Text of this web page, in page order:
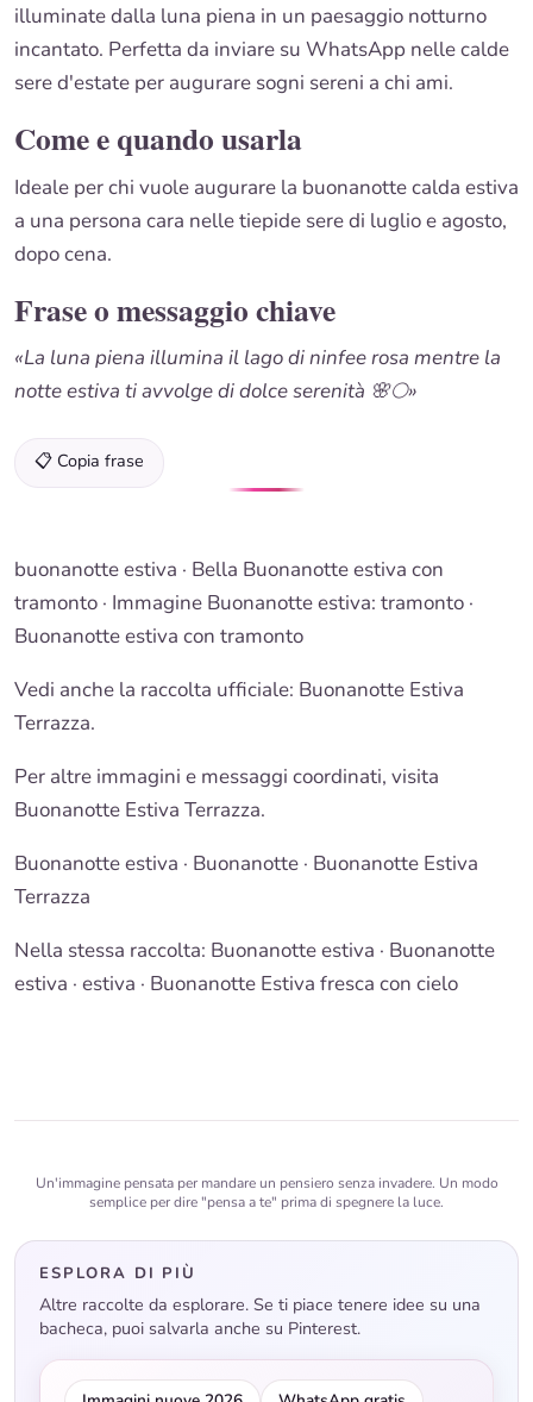
illuminate dalla luna piena in un paesaggio notturno
incantato. Perfetta da inviare su WhatsApp nelle calde
sere d'estate per augurare sogni sereni a chi ami.
Come e quando usarla
Ideale per chi vuole augurare la buonanotte calda estiva
a una persona cara nelle tiepide sere di luglio e agosto,
dopo cena.
Frase o messaggio chiave
«La luna piena illumina il lago di ninfee rosa mentre la
notte estiva ti avvolge di dolce serenità 🌸🌕»
📋 Copia frase
buonanotte estiva · Bella Buonanotte estiva con
tramonto · Immagine Buonanotte estiva: tramonto ·
Buonanotteestiva con tramonto
Vedi anche la raccolta ufficiale: Buonanotte Estiva
Terrazza.
Per altre immagini e messaggi coordinati, visita
Buonanotte Estiva Terrazza.
Buonanotte estiva · Buonanotte · Buonanotte Estiva
Terrazza
Nella stessa raccolta: Buonanotte estiva · Buonanotte
estiva · estiva · Buonanotte Estiva fresca con cielo
Un'immagine pensata per mandare un pensiero senza invadere. Un modo
semplice per dire "pensa a te" prima di spegnere la luce.
ESPLORA DI PIÙ
Altre raccolte da esplorare. Se ti piace tenere idee su una
bacheca, puoi salvarla anche su Pinterest.